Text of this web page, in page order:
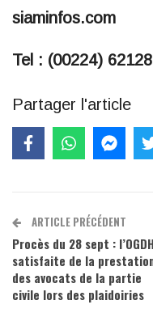
siaminfos.com
Tel : (00224)
Partager l'article
ARTICLE PRÉCÉDENT
Procès du 28 sept : l’OGDH
satisfaite de la
des avocats de la partie
civile lors des plaidoiries